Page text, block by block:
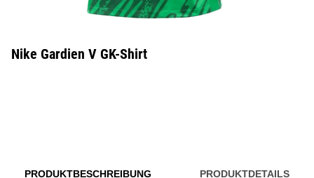
Nike Gardien V GK-Shirt
PRODUKTBESCHREIBUNG PRODUKTDETAILS